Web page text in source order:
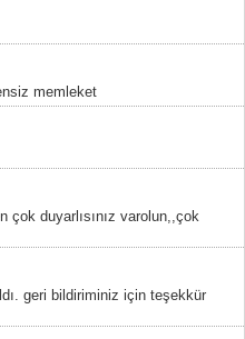
memleket
çok duyarlısınız varolun,,çok
geri bildiriminiz için teşekkür